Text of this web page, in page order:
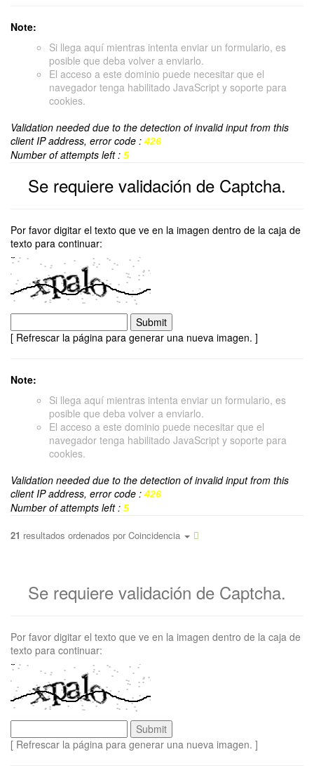
Note:
Si llega aquí mientras intenta enviar un formulario, es
posible que deba volver a enviarlo.
El acceso a este dominio puede necesitar que el
navegador tenga habilitado JavaScript y soporte para
cookies.
Validation needed due to the detection of invalid input from this
client IP address, error code : 426
Number of attempts left : 5
Se requiere validación de Captcha.
Por favor digitar el texto que ve en la imagen dentro de la caja de
texto para continuar:
[ Refrescar la página para generar una nueva imagen. ]
Note:
Si llega aquí mientras intenta enviar un formulario, es
posible que deba volver a enviarlo.
El acceso a este dominio puede necesitar que el
navegador tenga habilitado JavaScript y soporte para
cookies.
Validation needed due to the detection of invalid input from this
client IP address, error code : 426
Number of attempts left : 5
21 resultados ordenados por Coincidencia
Se requiere validación de Captcha.
Por favor digitar el texto que ve en la imagen dentro de la caja de
texto para continuar:
[ Refrescar la página para generar una nueva imagen. ]